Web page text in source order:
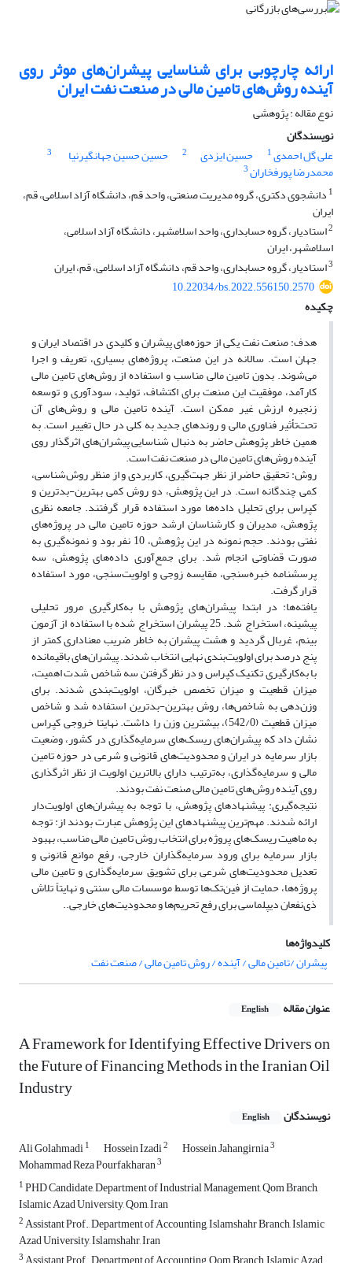
ارائه چارچوبی برای شناسایی پیشران‌های موثر روی
آینده روش‌های تامین مالی در صنعت نفت ایران
نوع مقاله : پژوهشی
نویسندگان
علی گل احمدی1 حسین ایزدی 2 حسین حسین جهانگیرنیا 3
محمدرضا پورفخاران3
1 دانشجوی دکتری، گروه مدیریت صنعتی، واحد قم، دانشگاه آزاد اسلامی، قم،
ایران
2استادیار، گروه حسابداری، واحد اسلامشهر، دانشگاه آزاد اسلامی،
اسلامشهر، ایران
3استادیار، گروه حسابداری، واحد قم، دانشگاه آزاد اسلامی، قم، ایران
10.22034/bs.2022.556150.2570
چکیده
هدف: صنعت نفت یکی از حوزه‌های پیشران و کلیدی در اقتصاد ایران و
جهان است. سالانه در این صنعت، پروژه‌های بسیاری، تعریف و اجرا
می‌شوند. بدون تامین مالی مناسب و استفاده از روش‌های تامین مالی
کارآمد، موفقیت این صنعت برای اکتشاف، تولید، سودآوری و توسعه
زنجیره ارزش غیر ممکن است. آینده تامین مالی و روش‌های آن
تحت‌تأثیر فناوری مالی و روندهای جدید به کلی در حال تغییر است. به
همین خاطر پژوهش حاضر به دنبال شناسایی پیشران‌های اثرگذار روی
آینده روش‌های تامین مالی در صنعت نفت است.
روش: تحقیق حاضر از نظر جهت‌گیری، کاربردی و از منظر روش‌شناسی،
کمی چندگانه است. در این پژوهش، دو روش کمی بهترین-بدترین و
کپراس برای تحلیل داده‌ها مورد استفاده قرار گرفتند. جامعه نظری
پژوهش، مدیران و کارشناسان ارشد حوزه تامین مالی در پروژه‌های
نفتی بودند. حجم نمونه در این پژوهش، 10 نفر بود و نمونه‌گیری به
صورت قضاوتی انجام شد. برای جمع‌آوری داده‌های پژوهش، سه
پرسشنامه خبره‌سنجی، مقایسه زوجی و اولویت‌سنجی، مورد استفاده
قرار گرفت.
یافته‌ها: در ابتدا پیشران‌های پژوهش با به‌کارگیری مرور تحلیلی
پیشینه، استخراج شد. 25 پیشران استخراج شده با استفاده از آزمون
بینم، غربال گردید و هشت پیشران به خاطر ضریب معناداری کمتر از
پنج درصد برای اولویت‌بندی نهایی انتخاب شدند. پیشران‌های باقیمانده
با به‌کارگیری تکنیک کپراس و در نظر گرفتن سه شاخص شدت اهمیت،
میزان قطعیت و میزان تخصص خبرگان، اولویت‌بندی شدند. برای
وزن‌دهی به شاخص‌ها، روش بهترین-بدترین استفاده شد و شاخص
میزان قطعیت (542/0)، بیشترین وزن را داشت. نهایتا خروجی کپراس
نشان داد که پیشران‌های ریسک‌های سرمایه‌گذاری در کشور، وضعیت
بازار سرمایه در ایران و محدودیت‌های قانونی و شرعی در حوزه تامین
مالی و سرمایه‌گذاری، به‌ترتیب دارای بالاترین اولویت از نظر اثرگذاری
روی آینده روش‌های تامین مالی صنعت نفت بودند.
نتیجه‌گیری: پیشنهادهای پژوهش، با توجه به پیشران‌های اولویت‌دار
ارائه شدند. مهم‌ترین پیشنهادهای این پژوهش عبارت بودند از: توجه
به ماهیت ریسک‌های پروژه برای انتخاب روش تامین مالی مناسب، بهبود
بازار سرمایه برای ورود سرمایه‌گذاران خارجی، رفع موانع قانونی و
تعدیل محدودیت‌های شرعی برای تشویق سرمایه‌گذاری و تامین مالی
پروژه‌ها، حمایت از فین‌تک‌ها توسط موسسات مالی سنتی و نهایتاً تلاش
ذی‌نفعان دیپلماسی برای رفع تحریم‌ها و محدودیت‌های خارجی..
کلیدواژه‌ها
پیشران /تامین مالی / آینده / روش تامین مالی / صنعت نفت
عنوان مقاله English
A Framework for Identifying Effective Drivers on
the Future of Financing Methods in the Iranian Oil
Industry
نویسندگان English
Ali Golahmadi1 Hossein Izadi2 Hossein Jahangirnia3
Mohammad Reza Pourfakharan3
1PHD Candidate, Department of Industrial Management, Qom Branch,
Islamic Azad University, Qom, Iran
2Assistant Prof., Department of Accounting, Islamshahr Branch, Islamic
Azad University, Islamshahr, Iran
3